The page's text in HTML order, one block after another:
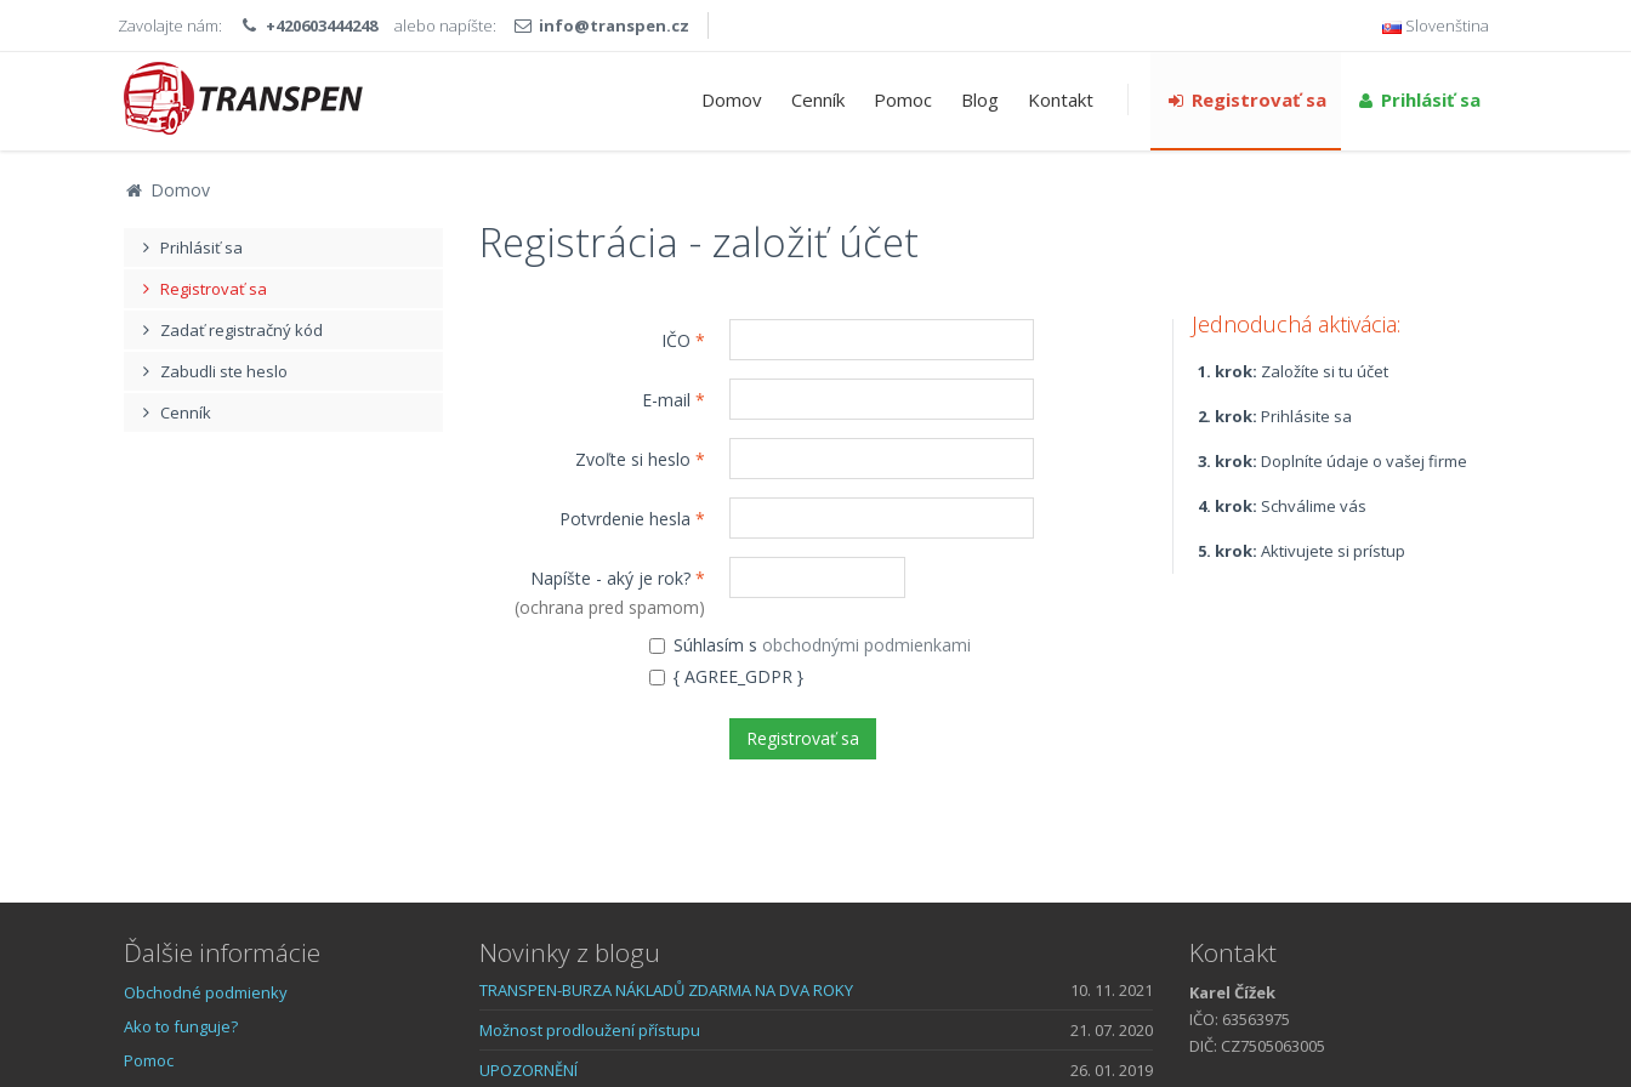
Zavolajte nám: +420603444248 alebo napíšte: info@transpen.cz Slovenština
Domov Cenník Pomoc Blog Kontakt Registrovať sa Prihlásiť sa
Domov
Prihlásiť sa
Registrovať sa
Zadať registračný kód
Zabudli ste heslo
Cenník
Registrácia - založiť účet
IČO *
E-mail *
Zvoľte si heslo *
Potvrdenie hesla *
Napíšte - aký je rok? *
(ochrana pred spamom)
Súhlasím s obchodnými podmienkami
{ AGREE_GDPR }
Jednoduchá aktivácia:
1. krok: Založíte si tu účet
2. krok: Prihlásite sa
3. krok: Doplníte údaje o vašej firme
4. krok: Schválime vás
5. krok: Aktivujete si prístup
Ďalšie informácie
Obchodné podmienky
Ako to funguje?
Pomoc
Novinky z blogu
TRANSPEN-BURZA NÁKLADŮ ZDARMA NA DVA ROKY
10. 11. 2021
Možnost prodloužení přístupu
21. 07. 2020
UPOZORNĚNÍ
26. 01. 2019
Kontakt
Karel Čížek
IČO: 63563975
DIČ: CZ7505063005